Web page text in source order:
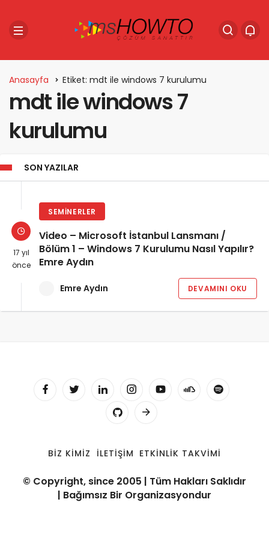
Anasayfa Etiket: mdt ile windows 7 kurulumu
mdt ile windows 7
kurulumu
SON YAZILAR
17 yıl
önce
SEMINERLER
Video – Microsoft İstanbul Lansmanı /
Bölüm 1 – Windows 7 Kurulumu Nasıl Yapılır?
Emre Aydın
Emre Aydın DEVAMINI OKU
BIZ KIMIZ İLETIŞIM ETKINLIK TAKVIMI
© Copyright, since 2005 | Tüm Hakları Saklıdır
| Bağımsız Bir Organizasyondur